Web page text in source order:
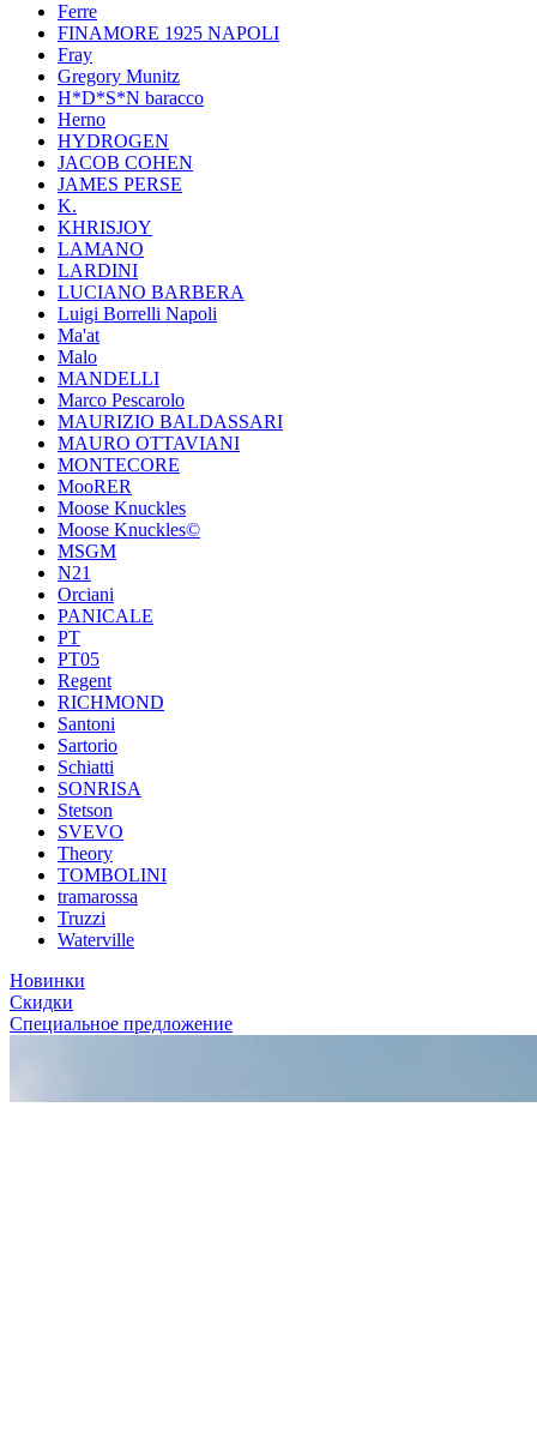
Ferre
FINAMORE 1925 NAPOLI
Fray
Gregory Munitz
H*D*S*N baracco
Herno
HYDROGEN
JACOB COHEN
JAMES PERSE
K.
KHRISJOY
LAMANO
LARDINI
LUCIANO BARBERA
Luigi Borrelli Napoli
Ma'at
Malo
MANDELLI
Marco Pescarolo
MAURIZIO BALDASSARI
MAURO OTTAVIANI
MONTECORE
MooRER
Moose Knuckles
Moose Knuckles©️
MSGM
N21
Orciani
PANICALE
PT
PT05
Regent
RICHMOND
Santoni
Sartorio
Schiatti
SONRISA
Stetson
SVEVO
Theory
TOMBOLINI
tramarossa
Truzzi
Waterville
Новинки
Скидки
Специальное предложение